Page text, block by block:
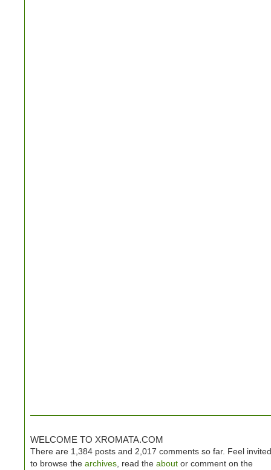
WELCOME TO XROMATA.COM
There are 1,384 posts and 2,017 comments so far. Feel invited
to browse the archives , read the about or comment on the